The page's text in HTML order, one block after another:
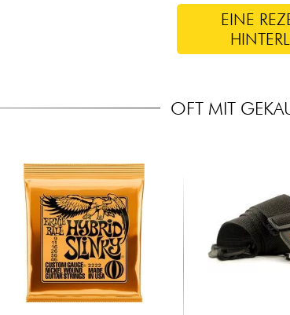
EINE
OFT MIT